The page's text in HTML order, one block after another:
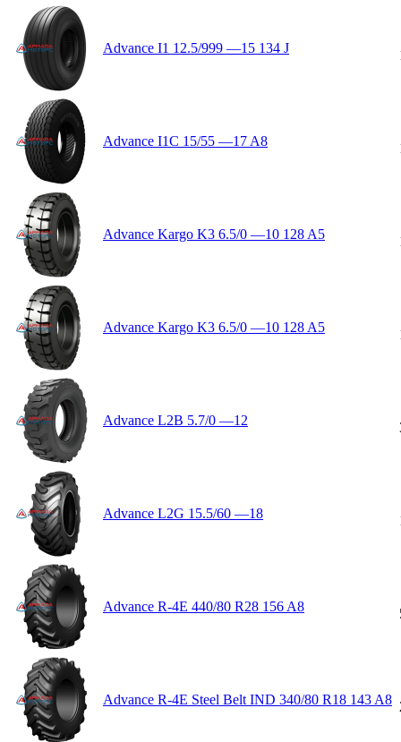
Advance I1 12.5/999 —15 134 J
Advance I1C 15/55 —17 A8
Advance Kargo K3 6.5/0 —10 128 A5
Advance Kargo K3 6.5/0 —10 128 A5
Advance L2B 5.7/0 —12
Advance L2G 15.5/60 —18
Advance R-4E 440/80 R28 156 A8
Advance R-4E Steel Belt IND 340/80 R18 143 A8